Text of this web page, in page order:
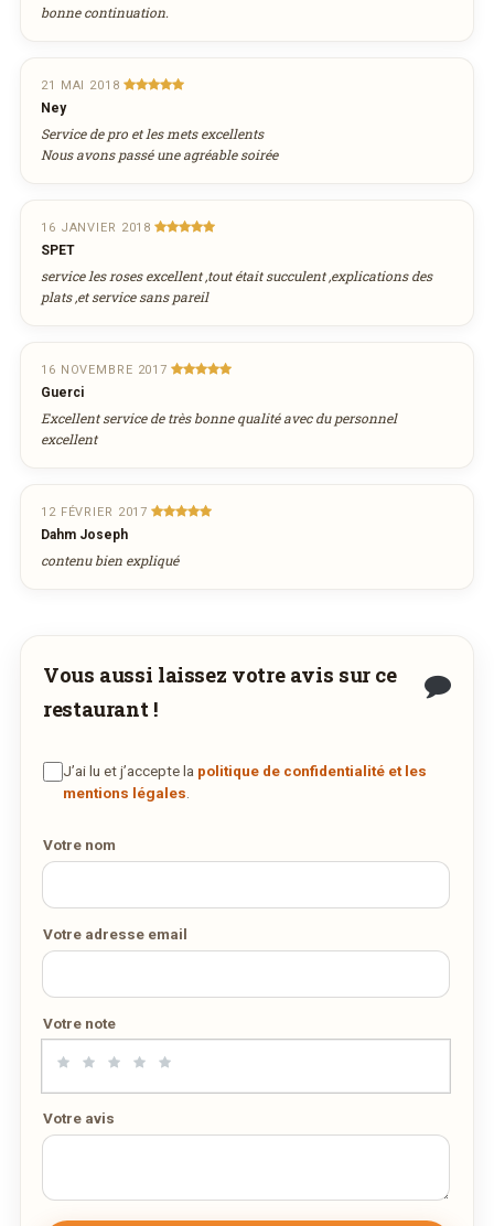
bonne continuation.
21 MAI 2018
Ney
Service de pro et les mets excellents
Nous avons passé une agréable soirée
16 JANVIER 2018
SPET
service les roses excellent ,tout était succulent ,explications des
plats ,et service sans pareil
16 NOVEMBRE 2017
Guerci
Excellent service de très bonne qualité avec du personnel
excellent
12 FÉVRIER 2017
Dahm Joseph
contenu bien expliqué
Vous aussi laissez votre avis sur ce
restaurant !
J’ai lu et j’accepte la politique de confidentialité et les
mentions légales
Votre nom
Votre adresse email
Votre note
Votre avis